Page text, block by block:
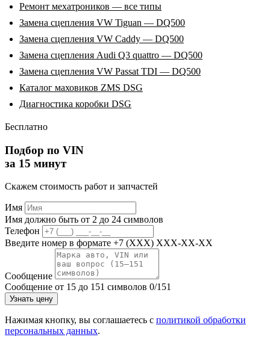
Ремонт мехатроников — все типы
Замена сцепления VW Tiguan — DQ500
Замена сцепления VW Caddy — DQ500
Замена сцепления Audi Q3 quattro — DQ500
Замена сцепления VW Passat TDI — DQ500
Каталог маховиков ZMS DSG
Диагностика коробки DSG
Бесплатно
Подбор по VIN
за 15 минут
Скажем стоимость работ и запчастей
Имя
Имя должно быть от 2 до 24 символов
Телефон
Введите номер в формате +7 (XXX) XXX-XX-XX
Сообщение
Сообщение от 15 до 151 символов 0/151
Узнать цену
Нажимая кнопку, вы соглашаетесь с политикой обработки
персональных данных.